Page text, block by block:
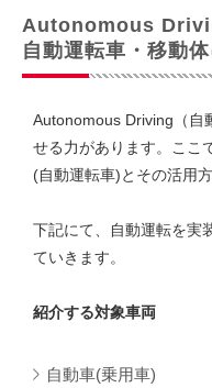
Autonomous
自動運転車・移動
Autonomous Driving（自
せる力があります。ここ
(自動運転車)とその活用
下記にて、自動運転を実
ていきます。
紹介する対象車両
自動車(乗用車)